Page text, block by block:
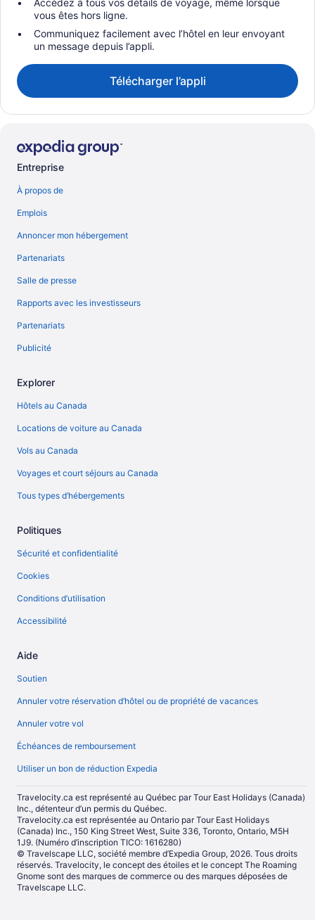
vous êtes hors ligne.
Communiquez facilement avec l’hôtel en leur envoyant
un message depuis l’appli.
Télécharger l’appli
Entreprise
À propos de
Emplois
Annoncer mon hébergement
Partenariats
Salle de presse
Rapports avec les investisseurs
Partenariats
Publicité
Explorer
Hôtels au Canada
Locations de voiture au Canada
Vols au Canada
Voyages et court séjours au Canada
Tous types d’hébergements
Politiques
Sécurité et confidentialité
Cookies
Conditions d’utilisation
Accessibilité
Aide
Soutien
Annuler votre réservation d’hôtel ou de propriété de vacances
Annuler votre vol
Échéances de remboursement
Utiliser un bon de réduction Expedia
Travelocity.ca est représenté au Québec par Tour East Holidays (Canada)
Inc., détenteur d’un permis du Québec.
Travelocity.ca est représentée au Ontario par Tour East Holidays
(Canada) Inc., 150 King Street West, Suite 336, Toronto, Ontario, M5H
1J9. (Numéro d’inscription TICO: 1616280)
© Travelscape LLC, société membre d’Expedia Group, 2026. Tous droits
réservés. Travelocity, le concept des étoiles et le concept The Roaming
Gnome sont des marques de commerce ou des marques déposées de
Travelscape LLC.